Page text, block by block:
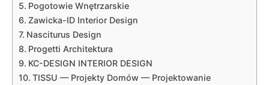
Pogotowie Wnętrzarskie
Zawicka-ID Interior Design
Nasciturus Design
Progetti Architektura
KC-DESIGN INTERIOR DESIGN
TISSU — Projekty Domów — Projektowanie